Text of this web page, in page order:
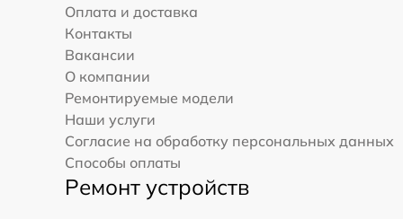
Оплата и доставка
Контакты
Вакансии
О компании
Ремонтируемые модели
Наши услуги
Согласие на обработку персональных данных
Способы оплаты
Ремонт устройств